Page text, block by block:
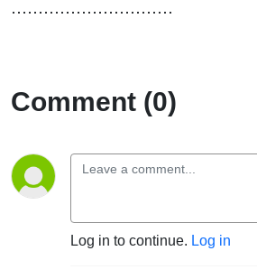
⋯⋯⋯⋯⋯⋯⋯⋯⋯⋯
Comment (0)
Log in to continue. Log in